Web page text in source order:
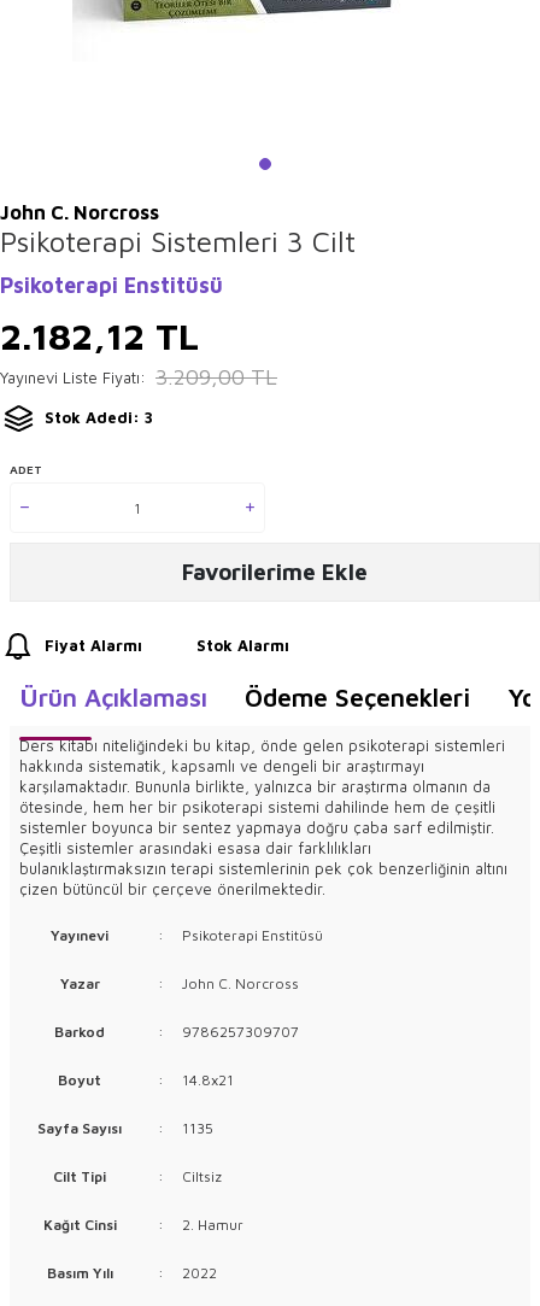
John C. Norcross
Psikoterapi Sistemleri 3 Cilt
Psikoterapi Enstitüsü
2.182,12 TL
Yayınevi Liste Fiyatı: 3.209,00TL
Stok Adedi: 3
ADET
Favorilerime Ekle
Fiyat Alarmı Stok Alarmı
Ürün Açıklaması Ödeme Seçenekleri
Ders kitabı niteliğindeki bu kitap, önde gelen psikoterapi sistemleri
hakkında sistematik, kapsamlı ve dengeli bir araştırmayı
karşılamaktadır. Bununla birlikte, yalnızca bir araştırma olmanın da
ötesinde, hem her bir psikoterapi sistemi dahilinde hem de çeşitli
sistemler boyunca bir sentez yapmaya doğru çaba sarf edilmiştir.
Çeşitli sistemler arasındaki esasa dair farklılıkları
bulanıklaştırmaksızın terapi sistemlerinin pek çok benzerliğinin altını
çizen bütüncül bir çerçeve önerilmektedir.
Yayınevi : Psikoterapi Enstitüsü
Yazar : John C. Norcross
Barkod : 9786257309707
Boyut : 14.8x21
Sayfa Sayısı : 1135
Cilt Tipi : Ciltsiz
Kağıt Cinsi : 2. Hamur
Basım Yılı : 2022